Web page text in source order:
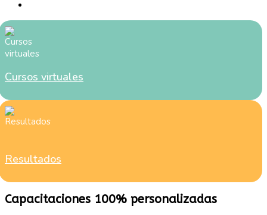
Cursos virtuales
Resultados
Capacitaciones 100% personalizadas